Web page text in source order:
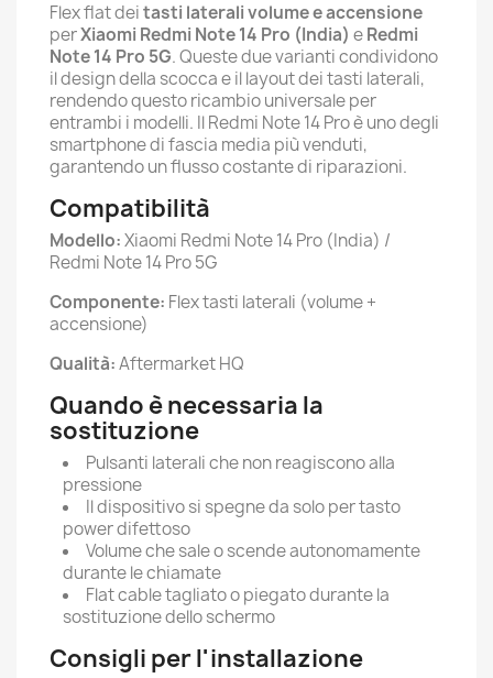
Flex flat deitasti laterali volume e accensione
perXiaomi Redmi Note 14 Pro (India) eRedmi
Note 14 Pro 5G. Queste due varianti condividono
il design della scocca e il layout dei tasti laterali,
rendendo questo ricambio universale per
entrambi i modelli. Il Redmi Note 14 Pro è uno degli
smartphone di fascia media più venduti,
garantendo un flusso costante di riparazioni.
Compatibilità
Modello:Xiaomi Redmi Note 14 Pro (India) /
Redmi Note 14 Pro 5G
Componente: Flex tasti laterali (volume +
accensione)
Qualità:Aftermarket HQ
Quando è necessaria la
sostituzione
Pulsanti laterali che non reagiscono alla
pressione
Il dispositivo si spegne da solo per tasto
power difettoso
Volume che sale o scende autonomamente
durante le chiamate
Flat cable tagliato o piegato durante la
sostituzione dello schermo
Consigli per l'installazione